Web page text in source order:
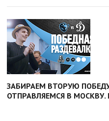
ЗАБИРАЕМ ВТОРУЮ
ОТПРАВЛЯЕМСЯ В МОСКВУ.